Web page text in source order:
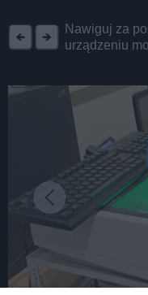
Nawiguj za
urządzeniu